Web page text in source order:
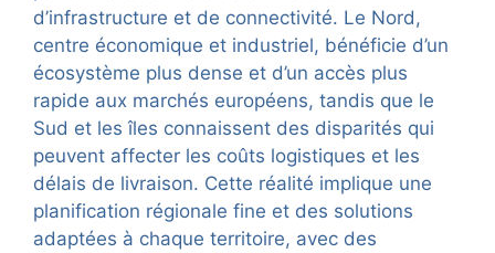
d’infrastructure et de connectivité. Le Nord,
centre économique et industriel, bénéficie d’un
écosystème plus dense et d’un accès plus
rapide aux marchés européens, tandis que le
Sud et les îles connaissent des disparités qui
peuvent affecter les coûts logistiques et les
délais de livraison. Cette réalité implique une
planification régionale fine et des solutions
adaptées à chaque territoire, avec des